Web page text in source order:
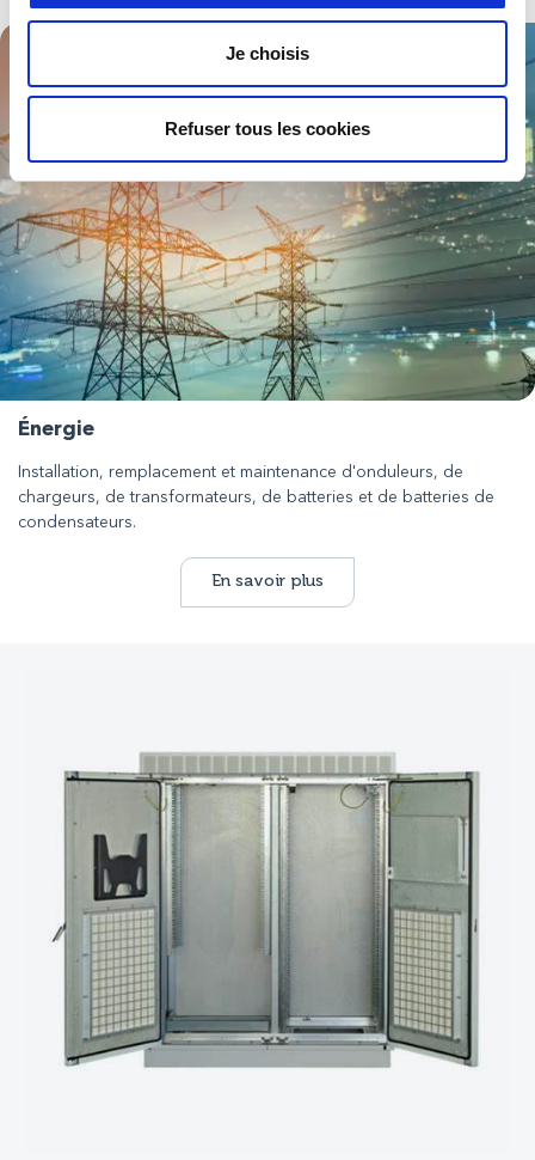
Je choisis
Refuser tous les cookies
Énergie
Installation, remplacement et maintenance d'onduleurs, de
chargeurs, de transformateurs, de batteries et de batteries de
condensateurs.
En savoir plus